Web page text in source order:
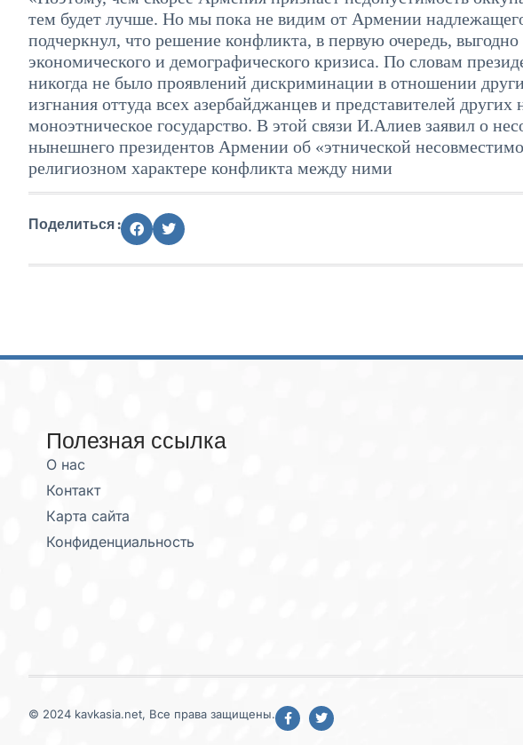
тем будет лучше. Но мы пока не видим от Армении
подчеркнул, что решение конфликта, в первую очередь,
экономического и демографического кризиса. По словам
никогда не было проявлений дискриминации в отношении
изгнания оттуда всех азербайджанцев и представителей других
моноэтническое государство. В этой связи И.Алиев заявил о
нынешнего президентов Армении об «этнической
религиозном характере конфликта между ними
Поделиться :
Полезная ссылка
О нас
Контакт
Карта сайта
Конфиденциальность
© 2024 kavkasia.net, Все права защищены.